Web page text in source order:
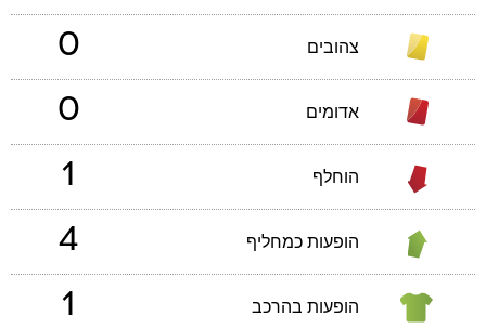
צהובים 0
אדומים 0
הוחלף 1
הופעות כמחליף 4
הופעות בהרכב 1